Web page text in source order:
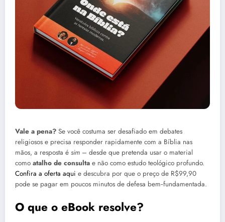
Vale a pena? Se você costuma ser desafiado em debates
religiosos e precisa responder rapidamente com a Bíblia nas
mãos, a resposta é sim – desde que pretenda usar o material
como atalho de consulta e não como estudo teológico profundo.
Confira a oferta aqui e descubra por que o preço de R$99,90
pode se pagar em poucos minutos de defesa bem‑fundamentada.
O que o eBook resolve?